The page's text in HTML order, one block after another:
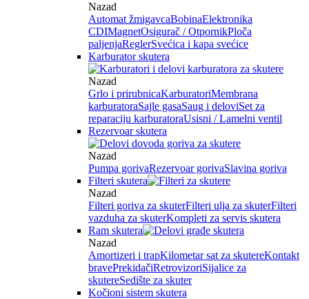
Nazad
Automat žmigavcaBobinaElektronika
CDIMagnetOsigurač / OtpornikPloča
paljenjaReglerSvećica i kapa svećice
Karburator skutera
Nazad
Grlo i prirubnicaKarburatoriMembrana
karburatoraSajle gasaSaug i deloviSet za
reparaciju karburatoraUsisni / Lamelni ventil
Rezervoar skutera
Nazad
Pumpa gorivaRezervoar gorivaSlavina goriva
Filteri skutera
Nazad
Filteri goriva za skuterFilteri ulja za skuterFilteri
vazduha za skuterKompleti za servis skutera
Ram skutera
Nazad
Amortizeri i trapKilometar sat za skutereKontakt
bravePrekidačiRetrovizoriSijalice za
skutereSedište za skuter
Kočioni sistem skutera